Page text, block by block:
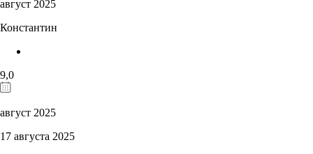
август 2025
Константин
9,0
август 2025
17 августа 2025